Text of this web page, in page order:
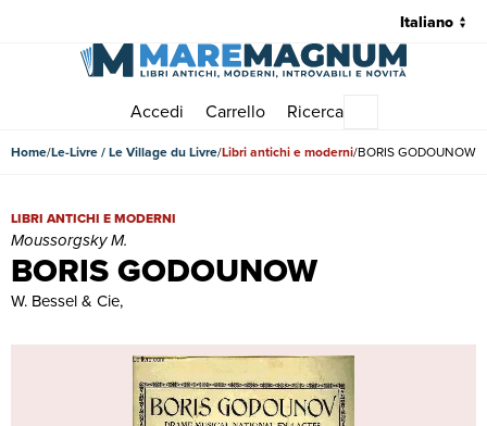
Accedi Carrello Ricerca
Home Le-Livre / Le Village du Livre Libri antichi e moderni BORIS GODOUNOW
BORIS GODOUNOW
BORIS GODOUNOW | Libri antichi e moderni | Moussorgsky M.
LIBRI ANTICHI E MODERNI
Moussorgsky M.
W. Bessel & Cie,